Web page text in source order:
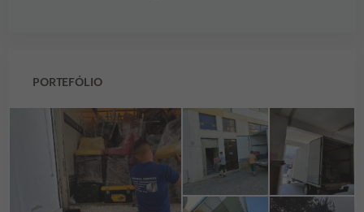
PORTEFÓLIO